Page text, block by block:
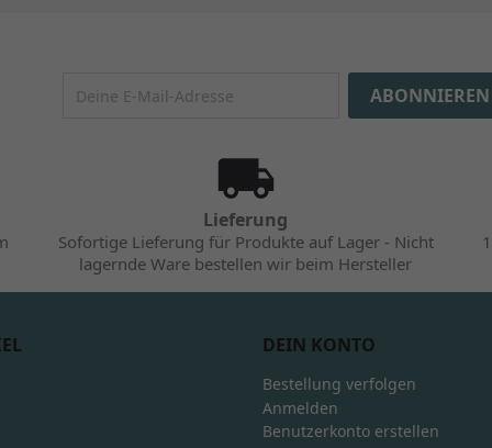
Lieferung
Sofortige Lieferung für Produkte auf Lager - Nicht
lagernde Ware bestellen wir beim Hersteller
DEIN KONTO
Bestellung verfolgen
Anmelden
Benutzerkonto erstellen